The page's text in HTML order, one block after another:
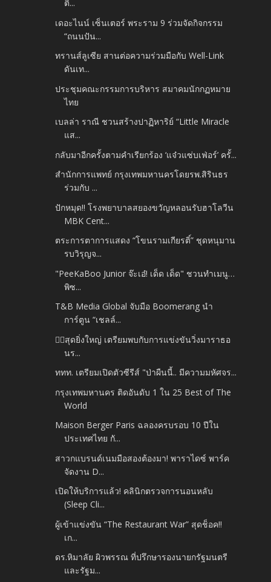
ติ...
เดอะไนน์ เซ็นเตอร์ พระราม 9 ร่วมจัดกิจกรรม
“ถนนปัน...
ทรานส์ลูเซีย สานต่อความร่วมมือกับ Well-Link
ดันเท...
ประชุมคณะกรรมการบริหาร สมาคมนักกฏหมาย
ไทย
เบลล่า ราณี​ ชวนสร้างปาฏิหาริย์ “Little Miracle
แส...
กลับมาอีกครั้งตามคำเรียกร้อง ‘แจ๋วแซ่บเฟ่อร์’ ครั้...
สำนักการแพทย์ กรุงเทพมหานครโดยรพ.สิรินธร
ร่วมกับ ...
ปักหมุด!! โรงพยาบาลสยองขวัญหลอนรับฮาโลวีน
MBK Cent...
ตระการตาการแสดง “โขนรามเกียรติ์” ชุดหนุมาน
รบวิรุญจ...
"PeeKaBoo Junior จ๊ะเอ๋! เด็ด เด็ด" ชวนทำเมนู…
พิซ...
T&B Media Global จับมือ Boomerang นำ
การ์ตูน “เชลล์...
🏃‍♂️สุดยิ่งใหญ่ เตรียมพบกับการแข่งขันวิ่งมาราธอ
นร...
ททท. เตรียมเปิดตัวซีรีส์ "ป่าผืนนี้.. มีความมหัศจร...
กรุงเทพมหานคร ติดอันดับ 1 ใน 25 Best of The
World
Maison Berger Paris ฉลองครบรอบ 10 ปีใน
ประเทศไทย กั...
สาวกแบรนด์เนมมือสองต้องมา! พาราไดซ์ พาร์ค
จัดงาน D...
เปิดให้บริการแล้ว! คลินิกตรวจการนอนหลับ
(Sleep Cli...
ผู้เข้าแข่งขัน “The Restaurant War” สุดช็อค!!
เก...
ดร.หิมาลัย ผิวพรรณ ที่ปรึกษารองนายกรัฐมนตรี
และรัฐม...